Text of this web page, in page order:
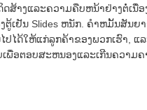
ສ້າງແລະຄວາມຄືບຫນ້າຢ່າງຕໍ່ເນື່
ຕູ້ເຢັນ Slides ຫນັກ. ຄໍາຫມັ້ນສັນຍ
ໄດ້ໃຫ້ແກ່ລູກຄ້າຂອງພວກເຮົາ, ແ
ພື່ອຕອບສະຫນອງແລະເກີນຄວາມ